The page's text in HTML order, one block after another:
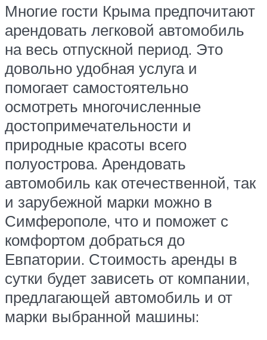
Многие гости Крыма предпочитают
арендовать легковой автомобиль
на весь отпускной период. Это
довольно удобная услуга и
помогает самостоятельно
осмотреть многочисленные
достопримечательности и
природные красоты всего
полуострова. Арендовать
автомобиль как отечественной, так
и зарубежной марки можно в
Симферополе, что и поможет с
комфортом добраться до
Евпатории. Стоимость аренды в
сутки будет зависеть от компании,
предлагающей автомобиль и от
марки выбранной машины: